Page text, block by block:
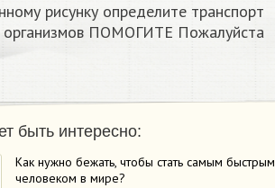
рисунку определите транспорт
организмов ПОМОГИТЕ Пожалуйста
быть интересно:
Как нужно бежать, чтобы стать самым быстрым
человеком в мире?